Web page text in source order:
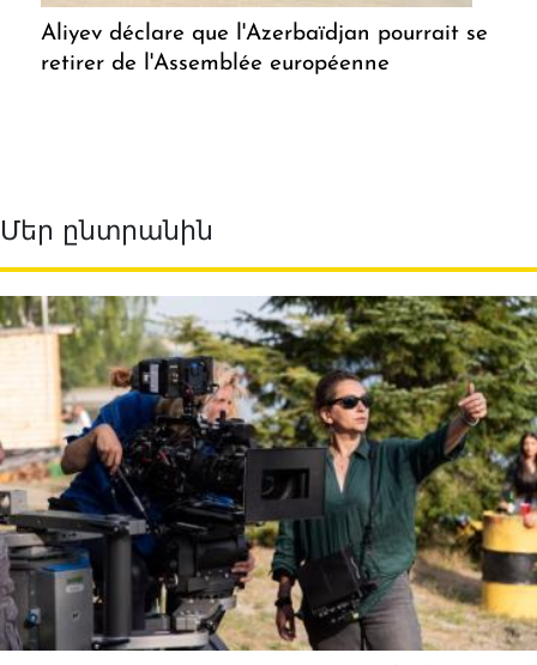
Aliyev déclare que l'Azerbaïdjan pourrait se
retirer de l'Assemblée européenne
Մեր ընտրանին